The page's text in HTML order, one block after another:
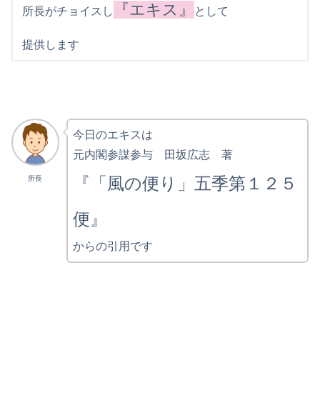
所長がチョイスし 『エキス』 として
提供します
所長
今日のエキスは
元内閣参謀参与 田坂広志 著
『「風の便り」五季第１２５
便』
からの引用です